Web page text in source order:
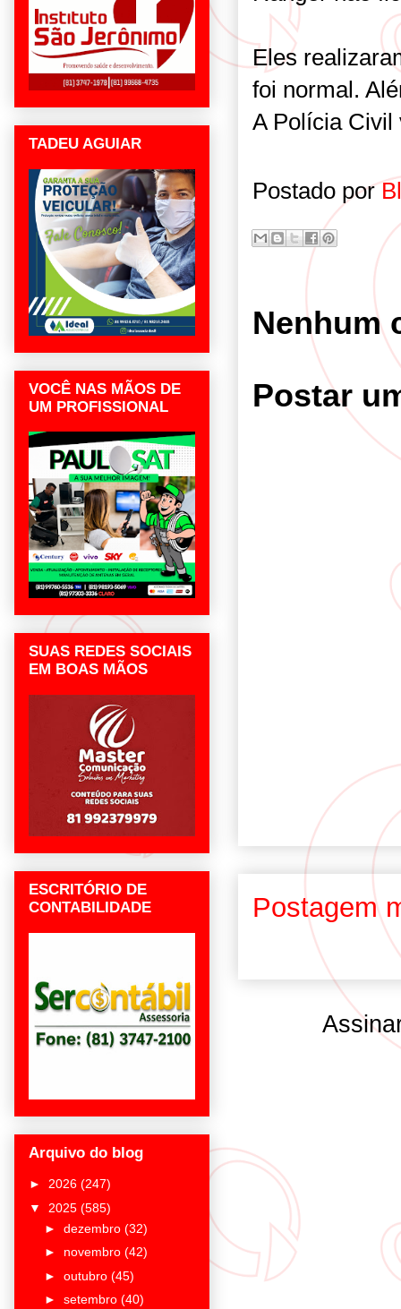
Eles
foi normal.
A Polícia Civil
Postado por
Nenhum
Postar
Postagem
TADEU AGUIAR
VOCÊ NAS MÃOS DE
UM PROFISSIONAL
SUAS REDES SOCIAIS
EM BOAS MÃOS
ESCRITÓRIO DE
CONTABILIDADE
Arquivo do blog
► 2026 (247)
▼ 2025 (585)
► dezembro (32)
► novembro (42)
► outubro (45)
► setembro (40)